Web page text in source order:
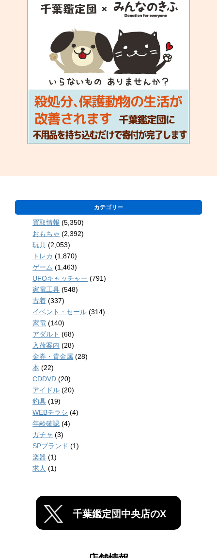
カテゴリー
買取情報 (5,350)
おもちゃ (2,392)
玩具 (2,053)
トレカ (1,870)
ゲーム (1,463)
UFOキャッチャー (791)
家電工具 (548)
古着 (337)
イベント・セール (314)
家電 (140)
アダルト (68)
入荷案内 (28)
金券・貴金属 (28)
本 (22)
CDDVD (20)
アイドル (20)
釣具 (19)
WEBチラシ (4)
年齢確認 (4)
ガチャ (3)
SPブランド (1)
楽器 (1)
求人 (1)
千葉鑑定団中央店のX